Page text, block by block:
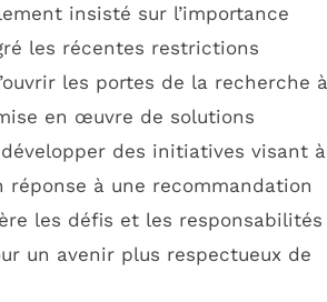
insisté sur l’importance
les récentes restrictions
les portes de la recherche à
en œuvre de solutions
des initiatives visant à
à une recommandation
les défis et les responsabilités
un avenir plus respectueux de